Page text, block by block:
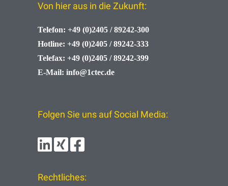
Von hier aus in die Zukunft:
Telefon: +49 (0)2405 / 89242-300
Hotline: +49 (0)2405 / 89242-333
Telefax: +49 (0)2405 / 89242-399
E-Mail: info@1ctec.de
Folgen Sie uns auf Social Media:
Rechtliches: